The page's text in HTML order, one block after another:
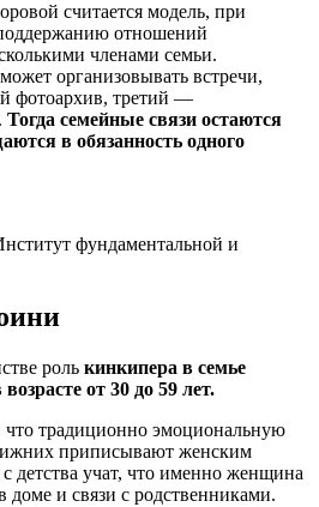
считается модель, при
отношений
членами семьи.
организовывать встречи,
фотоархив, третий —
Тогда семейные связи остаются
в обязанность одного
фундаментальной и
роль кинкипера в семье
от 30 до 59 лет.
традиционно эмоциональную
приписывают женским
детства учат, что именно женщина
доме и связи с родственниками.